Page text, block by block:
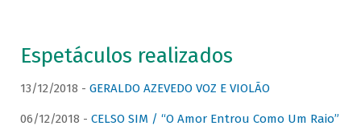
Espetáculos realizados
13/12/2018 - GERALDO AZEVEDO VOZ E VIOLÃO
06/12/2018 - CELSO SIM / “O Amor Entrou Como Um Raio”